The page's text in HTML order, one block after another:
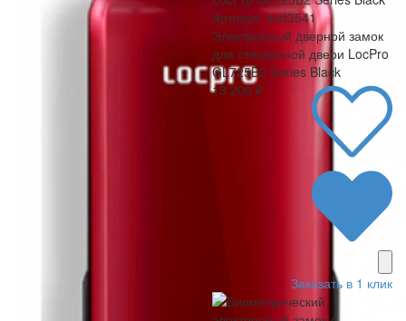
Артикул: asd3541
Электронный дверной замок
для стеклянной двери LocPro
GL725B2 Series Black
13 200 ₽
Заказать в 1 клик